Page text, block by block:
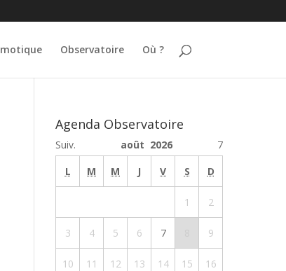
Observatoire Où ?
Agenda Observatoire
Suiv. 7
août 2026
L
M M J V S D
1 2
3 4 5 6 7 9
10 11 12 13 14 15 16